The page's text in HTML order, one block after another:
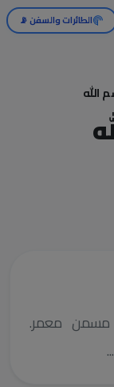
الطائرات والسفن 📡
الله
مسمن معمر.